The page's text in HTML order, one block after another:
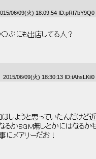
06/09(火) 18:09:54 ID:pRI7bY9Q0
ぷにも出店してる人？
2015/06/09(火) 18:30:13 ID:tAhsLKil0
ようと思っていたんだけど近
るかBGM無しとかにはなるか
メアリーだお！